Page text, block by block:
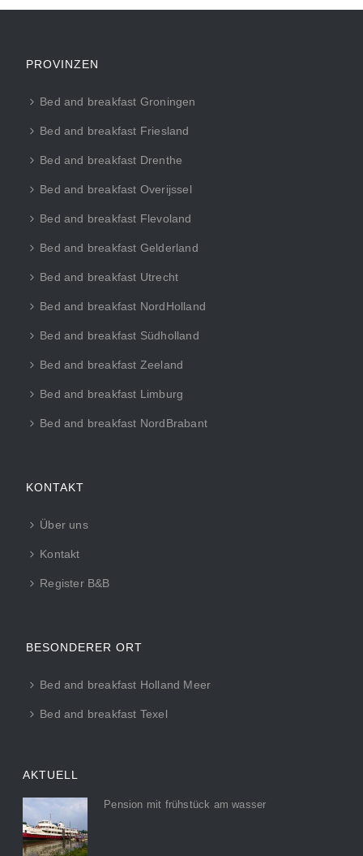
PROVINZEN
Bed and breakfast Groningen
Bed and breakfast Friesland
Bed and breakfast Drenthe
Bed and breakfast Overijssel
Bed and breakfast Flevoland
Bed and breakfast Gelderland
Bed and breakfast Utrecht
Bed and breakfast NordHolland
Bed and breakfast Südholland
Bed and breakfast Zeeland
Bed and breakfast Limburg
Bed and breakfast NordBrabant
KONTAKT
Über uns
Kontakt
Register B&B
BESONDERER ORT
Bed and breakfast Holland Meer
Bed and breakfast Texel
AKTUELL
Pension mit frühstück am wasser